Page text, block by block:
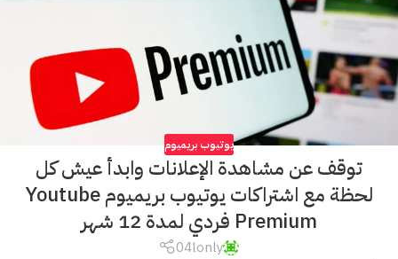
يوتيوب بريميوم
توقف عن مشاهدة الإعلانات وابدأ عيش كل
لحظة مع اشتراكات يوتيوب بريميوم Youtube
Premium فردي لمدة 12 شهر
04lonly